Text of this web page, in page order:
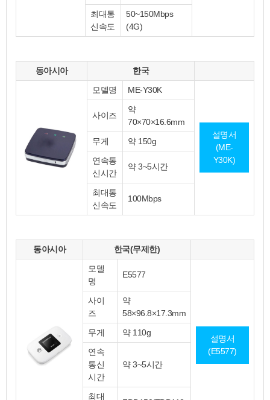
최대통
신속도
50~150Mbps
(4G)
동아시아
한국
모델명
ME-Y30K
설명서
(ME-
Y30K)
사이즈
약
70×70×16.6mm
무게
약 150g
연속통
신시간
약 3~5시간
최대통
신속도
100Mbps
동아시아
한국(무제한)
모델
명
E5577
설명서
(E5577)
사이
즈
약
58×96.8×17.3mm
무게
약 110g
연속
통신
시간
약 3~5시간
최대